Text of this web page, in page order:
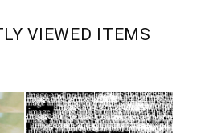
VIEWED ITEMS